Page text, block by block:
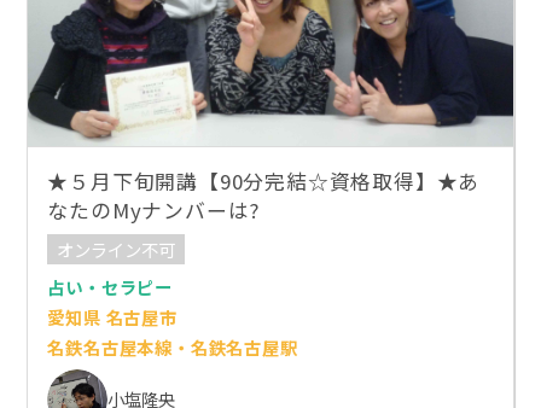
★５月下旬開講【90分完結☆資格取得】★あ
なたのMyナンバーは?
オンライン不可
占い・セラピー
愛知県 名古屋市
名鉄名古屋本線・名鉄名古屋駅
小塩隆央